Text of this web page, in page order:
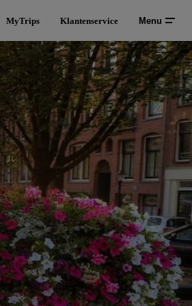
MyTrips Klantenservice Menu